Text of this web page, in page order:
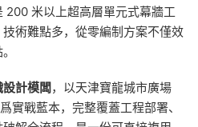
200 米以上超高層單元式幕牆工
術難點多，從零編制方案不僅效
計模闆，以天津寶龍城市廣場
實戰藍本，完整覆蓋工程部署、